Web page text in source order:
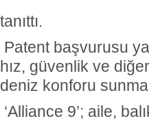
tanıttı.
Patent başvurusu
hız, güvenlik ve
deniz konforu
‘Alliance 9’; aile,